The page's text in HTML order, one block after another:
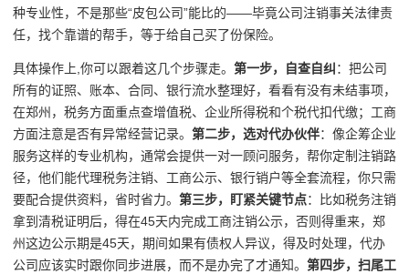
种专业性，不是那些“皮包公司”能比的——毕竟公司注销事关法律责
任，找个靠谱的帮手，等于给自己买了份保险。
具体操作上,你可以跟着这几个步骤走。 第一步，自查自纠 ：把公司
所有的证照、账本、合同、银行流水整理好，看看有没有未结事项，
在郑州，税务方面重点查增值税、企业所得税和个税代扣代缴；工商
方面注意是否有异常经营记录。 第二步，选对代办伙伴：像企筹企业
服务这样的专业机构，通常会提供一对一顾问服务，帮你定制注销路
径，他们能代理税务注销、工商公示、银行销户等全套流程，你只需
要配合提供资料，省时省力。 第三步，盯紧关键节点：比如税务注销
拿到清税证明后，得在45天内完成工商注销公示，否则得重来，郑
州这边公示期是45天，期间如果有债权人异议，得及时处理，代办
公司应该实时跟你同步进展，而不是办完了才通知。 第四步，扫尾工